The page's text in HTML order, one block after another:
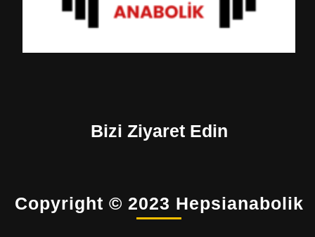
Bizi Ziyaret Edin
Copyright © 2023 Hepsianabolik